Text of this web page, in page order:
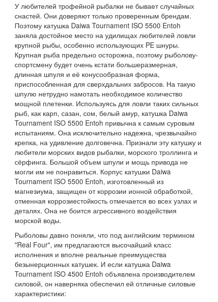
У любителей трофейной рыбалки не бывает случайных
снастей. Они доверяют только проверенным брендам.
Поэтому катушка Daiwa Tournament ISO 5500 Entoh
заняла достойное место на удилищах любителей ловли
крупной рыбы, особенно использующих PE шнуры.
Крупная рыба предельно осторожна, поэтому рыболову-
спортсмену будет очень кстати большеразмерная,
длинная шпуля и её конусообразная форма,
приспособленная для сверхдальних забросов. На такую
шпулю нетрудно намотать необходимое количество
мощной плетенки. Используясь для ловли таких сильных
рыб, как карп, сазан, сом, белый амур, катушка Daiwa
Tournament ISO 5500 Entoh привычна к самым суровым
испытаниям. Она исключительно надежна, чрезвычайно
крепка, на удивление долговечна. Признали эту катушку и
любители морских видов рыбалки, морского троллинга и
сёрфинга. Большой объем шпули и мощь привода не
могли им не понравиться. Корпус катушки Daiwa
Tournament ISO 5500 Entoh, изготовленный из
магнезиума, защищен от коррозии ионной обработкой,
отменная коррозиестойкость отмечается во всех узлах и
деталях. Она не боится агрессивного воздействия
морской воды.
Рыболовы давно поняли, что под английским термином
"Real Four", им предлагаются высочайший класс
исполнения и вполне реальные преимущества
безынерционных катушек. И если катушка Daiwa
Tournament ISO 4500 Entoh объявлена производителем
силовой, он наверняка обеспечил ей отличные силовые
характеристики: